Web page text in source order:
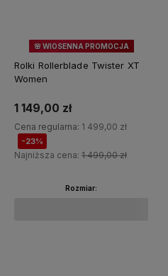
🌸 WIOSENNA PROMOCJA
Rolki Rollerblade Twister XT
Women
1 149,00 zł
Cena regularna: 1 499,00 zł
-23%
Najniższa cena: 1 499,00 zł
Rozmiar: